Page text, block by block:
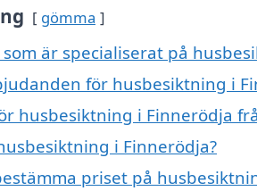
gömma
är specialiserat på
för husbesiktning i
husbesiktning i Finnerödja
i Finnerödja?
priset på